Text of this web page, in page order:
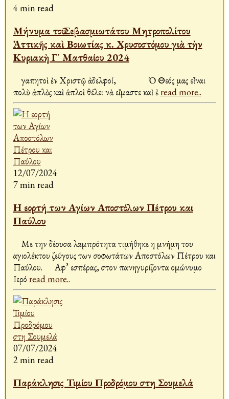
4 min read
Μήνυμα τοῦ Σεβασμιωτάτου Μητροπολίτου
Ἀττικῆς καὶ Βοιωτίας κ. Χρυσοστόμου γιὰ τὴν
Κυριακὴ Γ΄ Ματθαίου 2024
Ἀγαπητοὶ ἐν Χριστῷ ἀδελφοί, Ὁ Θεός μας εἶναι
πολὺ ἁπλὸς καὶ ἁπλοὶ θέλει νὰ εἴμαστε καὶ ἐread more..
12/07/2024
7 min read
Η εορτή των Αγίων Αποστόλων Πέτρου και
Παύλου
Με την δέουσα λαμπρότητα τιμήθηκε η μνήμη του
αγιολέκτου ζεύγους των σοφωτάτων Αποστόλων Πέτρου και
Παύλου. Αφ’ εσπέρας, στον πανηγυρίζοντα ομώνυμο
Ιερό read more..
07/07/2024
2 min read
Παράκλησις Τιμίου Προδρόμου στη Σουμελά